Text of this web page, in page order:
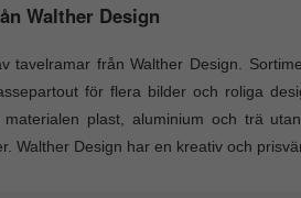
Walther Design
tavelramar från Walther Design.
för flera bilder och roliga
plast, aluminium och trä
Walther Design har en kreativ och